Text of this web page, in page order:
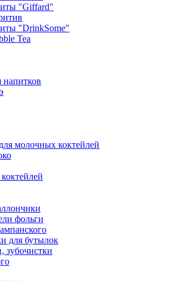
"Giffard"
"DrinkSome"
Tea
молочных коктейлей
фольги
для бутылок
зубочистки